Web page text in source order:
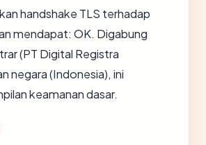
handshake TLS terhadap
mendapat: OK. Digabung
(PT Digital Registra
negara (Indonesia), ini
keamanan dasar.